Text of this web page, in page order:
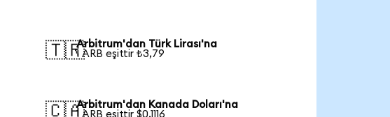
🇹🇷Arbitrum'dan Türk Lirası'na
1 ARB eşittir ₺3,79
🇨🇦Arbitrum'dan Kanada Doları'na
1 ARB eşittir $0,1116